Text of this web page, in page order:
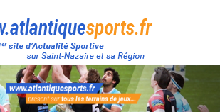
Atlantique